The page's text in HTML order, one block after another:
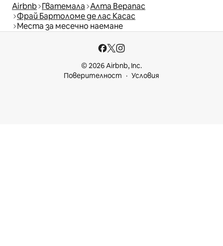
Airbnb Гватемала Алта Верапас
Фрай Бартоломе де лас Касас
Места за месечно наемане
© 2026 Airbnb, Inc.
Поверителност
Условия